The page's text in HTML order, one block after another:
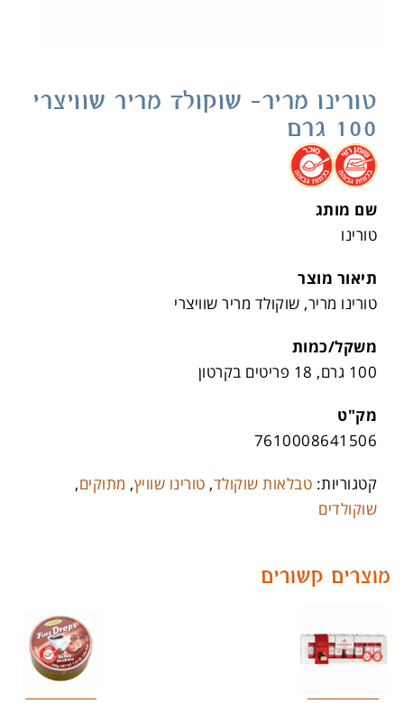
טורינו מריר- שוקולד מריר שוויצרי
100 גרם
.
.
שם מותג
טורינו
תיאור מוצר
טורינו מריר, שוקולד מריר שוויצרי
משקל/כמות
100 גרם, 18 פריטים בקרטון
מק"ט
7610008641506
קטגוריות: טבלאות שוקולד, טורינו שוויץ, מתוקים,
שוקולדים
מוצרים קשורים